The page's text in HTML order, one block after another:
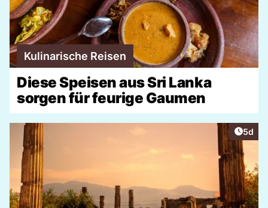
Kulinarische Reisen
Diese Speisen aus Sri Lanka
sorgen für feurige Gaumen
5d